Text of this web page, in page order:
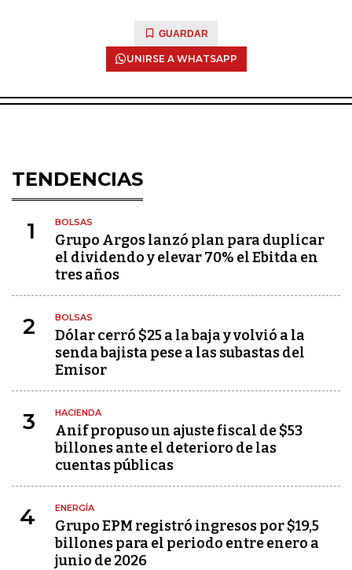
GUARDAR
UNIRSE A WHATSAPP
TENDENCIAS
1 BOLSAS
Grupo Argos lanzó plan para duplicar
el dividendo y elevar 70% el Ebitda en
tres años
2 BOLSAS
Dólar cerró $25 a la baja y volvió a la
senda bajista pese a las subastas del
Emisor
3 HACIENDA
Anif propuso un ajuste fiscal de $53
billones ante el deterioro de las
cuentas públicas
4 ENERGÍA
Grupo EPM registró ingresos por $19,5
billones para el periodo entre enero a
junio de 2026